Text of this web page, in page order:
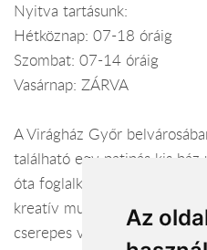
Az
Nyitva tartásunk:
Hétköznap: 07-18 óráig
Szombat: 07-14 óráig
Vasárnap: ZÁRVA
A Virágház Győr
található egy patinás kis
óta foglalkozik
kreatív munkák
cserepes virágokkal, igényes